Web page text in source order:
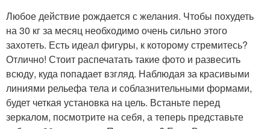
Любое действие рождается с желания. Чтобы похудеть
на 30 кг за месяц необходимо очень сильно этого
захотеть. Есть идеал фигуры, к которому стремитесь?
Отлично! Стоит распечатать такие фото и развесить
всюду, куда попадает взгляд. Наблюдая за красивыми
линиями рельефа тела и соблазнительными формами,
будет четкая установка на цель. Встаньте перед
зеркалом, посмотрите на себя, а теперь представьте